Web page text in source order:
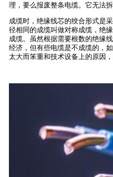
理，要么报废整条电缆。它无法拆
成缆时，绝缘线芯的绞合形式是
径相同的成缆叫做对称成缆，绝
成缆。虽然根据需要根数的绝缘
经济，但有些电缆是不成缆的，
太大而笨重和技术设备上的原因